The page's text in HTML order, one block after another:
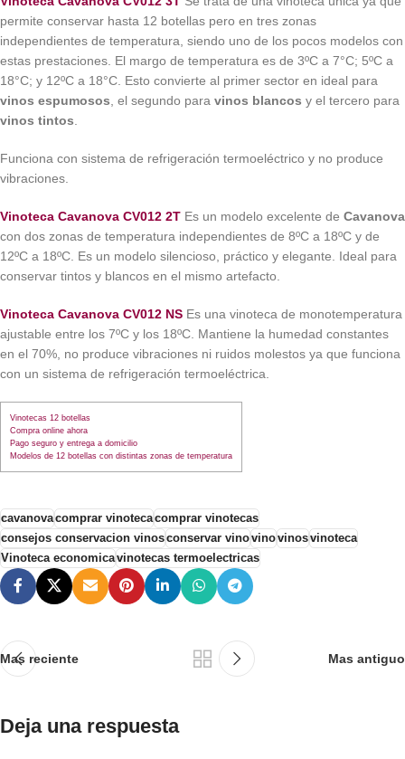
permite conservar hasta 12 botellas pero en tres zonas
independientes de temperatura, siendo uno de los pocos modelos con
estas prestaciones. El margo de temperatura es de 3ºC a 7°C; 5ºC a
18°C; y 12ºC a 18°C. Esto convierte al primer sector en ideal para
vinos espumosos , el segundo para vinos blancos y el tercero para
vinos tintos
Funciona con sistema de refrigeración termoeléctrico y no produce
vibraciones.
Vinoteca Cavanova CV012 2T Es un modelo excelente de Cavanova
con dos zonas de temperatura independientes de 8ºC a 18ºC y de
12ºC a 18ºC. Es un modelo silencioso, práctico y elegante. Ideal para
conservar tintos y blancos en el mismo artefacto.
Vinoteca Cavanova CV012 NS Es una vinoteca de monotemperatura
ajustable entre los 7ºC y los 18ºC. Mantiene la humedad constantes
en el 70%, no produce vibraciones ni ruidos molestos ya que funciona
con un sistema de refrigeración termoeléctrica.
Vinotecas 12 botellas
Compra online ahora
Pago seguro y entrega a domicilio
Modelos de 12 botellas con distintas zonas de temperatura
cavanovacomprar vinotecacomprar vinotecas
consejos conservacion vinosconservar vinovinovinosvinoteca
Vinoteca economicavinotecas termoelectricas
Mas reciente Mas antiguo
Deja una respuesta